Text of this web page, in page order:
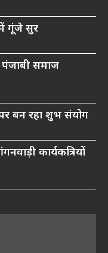
गूंजे सुर
पंजाबी समाज
बन रहा शुभ संयोग
कार्यकत्रियों